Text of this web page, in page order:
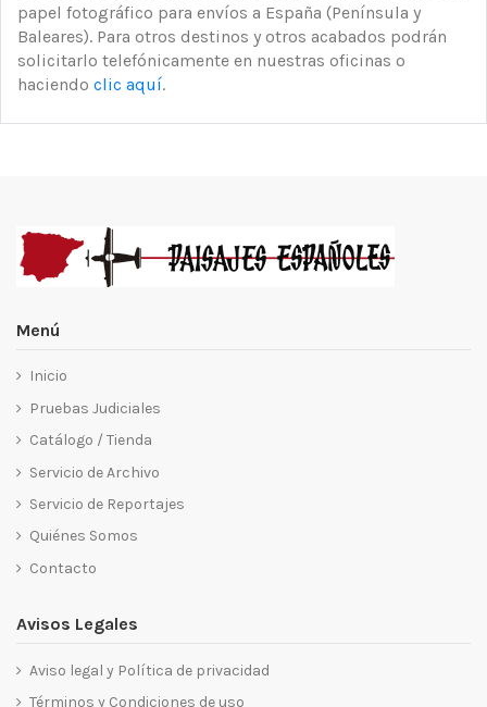
papel fotográfico para envíos a España (Península y
Baleares). Para otros destinos y otros acabados podrán
solicitarlo telefónicamente en nuestras oficinas o
haciendo clic aquí.
Menú
Inicio
Pruebas Judiciales
Catálogo / Tienda
Servicio de Archivo
Servicio de Reportajes
Quiénes Somos
Contacto
Avisos Legales
Aviso legal y Política de privacidad
Términos y Condiciones de uso